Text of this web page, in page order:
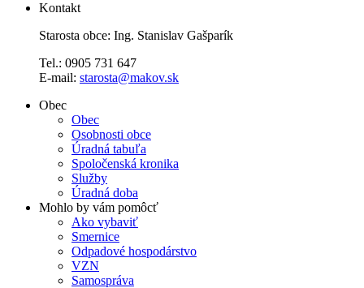
Kontakt
Starosta obce: Ing. Stanislav Gašparík
Tel.: 0905 731 647
E-mail: starosta@makov.sk
Obec
Obec
Osobnosti obce
Úradná tabuľa
Spoločenská kronika
Služby
Úradná doba
Mohlo by vám pomôcť
Ako vybaviť
Smernice
Odpadové hospodárstvo
VZN
Samospráva